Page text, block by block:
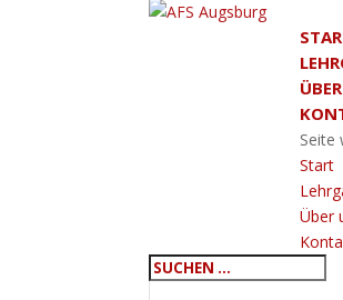
Seite
Start
Über